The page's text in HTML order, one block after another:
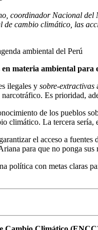
coordinador Nacional del
de cambio climático, las
ambiental del Perú
materia ambiental para
ilegales y sobre-extractivas
Es prioridad,
de los pueblos
climático. La tercera
el acceso a
para que no ponga
política con metas claras